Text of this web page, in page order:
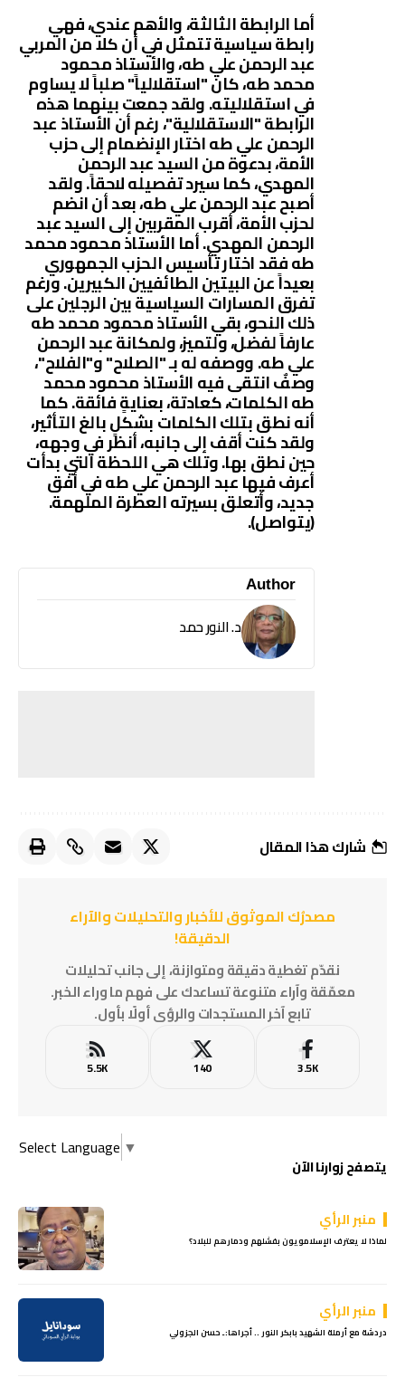
أما الرابطة الثالثة، والأهم عندي، فهي
رابطة سياسية تتمثل في أن كلا من المربي
عبد الرحمن علي طه، والأستاذ محمود
محمد طه، كان "استقلالياً" صلباً لا يساوم
في استقلاليته. ولقد جمعت بينهما هذه
الرابطة "الاستقلالية"، رغم أن الأستاذ عبد
الرحمن علي طه اختار الإنضمام إلى حزب
الأمة، بدعوة من السيد عبد الرحمن
المهدي، كما سيرد تفصيله لاحقاً. ولقد
أصبح عبد الرحمن علي طه، بعد أن انضم
لحزب الأمة، أقرب المقربين إلى السيد عبد
الرحمن المهدي. أما الأستاذ محمود محمد
طه فقد اختار تأسيس الحزب الجمهوري
بعيداً عن البيتين الطائفيين الكبيرين. ورغم
تفرق المسارات السياسية بين الرجلين على
ذلك النحو، بقي الأستاذ محمود محمد طه
عارفاً لفضل، ولتميز، ولمكانة عبد الرحمن
علي طه. ووصفه له بـ "الصلاح" و"الفلاح"،
وصفٌ انتقى فيه الأستاذ محمود محمد
طه الكلمات، كعادتة، بعنايةٍ فائقة. كما
أنه نطق بتلك الكلمات بشكلٍ بالغ التأثير،
ولقد كنت أقف إلى جانبه، أنظر في وجهه،
حين نطق بها. وتلك هي اللحظة التي بدأت
أعرف فيها عبد الرحمن علي طه في أفق
جديد، وأتعلق بسيرته العطرة الملهمة.
(يتواصل).
Author
د. النور حمد
شارك هذا المقال
مصدرُك الموثوق للأخبار والتحليلات والآراء
الدقيقة!
نقدّم تغطية دقيقة ومتوازنة، إلى جانب تحليلات
معمّقة وآراء متنوعة تساعدك على فهم ما وراء الخبر.
تابع آخر المستجدات والرؤى أولًا بأول.
3.5K
140
5.5K
Select Language ▼
يتصفح زوارنا الآن
منبر الرأي
لماذا لا يعترف الإسلامويون بفشلهم ودمارهم للبلاد؟
منبر الرأي
دردشة مع أرملة الشهيد بابكر النور .. أجراها:ـ حسن الجزولي